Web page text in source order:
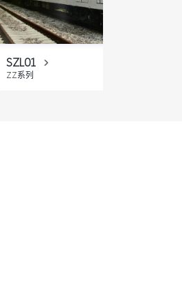
SZL01
ZZ系列